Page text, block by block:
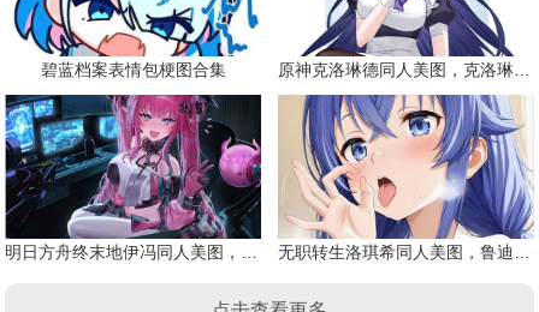
碧蓝档案表情包梗图合集 原神克洛琳德同人美图，克洛琳德战败会怎样
明日方舟终末地伊冯同人美图，粉毛恶魔伊冯 无职转生洛琪希同人美图，鲁迪的二老婆